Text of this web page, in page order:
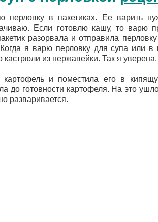
перловку в пакетиках. Ее варить
Если готовлю кашу, то варю
разорвала и отправила
я варю перловку для супа или в
кастрюли из нержавейки. Так я уверена,
картофель и поместила его в
до готовности картофеля. На это
разваривается.